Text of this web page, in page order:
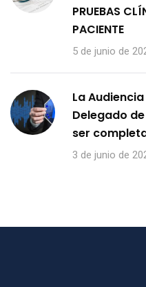
PRUEBAS
PACIENTE
5 de junio de
La
Delegado
ser
3 de junio de